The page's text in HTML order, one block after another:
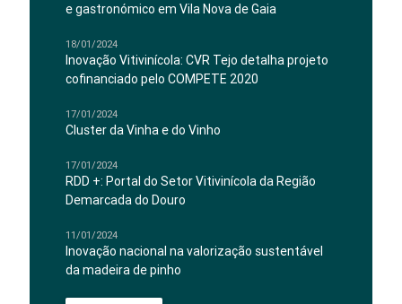
e gastronómico em Vila Nova de Gaia
18/01/2024
Inovação Vitivinícola: CVR Tejo detalha projeto
cofinanciado pelo COMPETE 2020
17/01/2024
Cluster da Vinha e do Vinho
17/01/2024
RDD +: Portal do Setor Vitivinícola da Região
Demarcada do Douro
11/01/2024
Inovação nacional na valorização sustentável
da madeira de pinho